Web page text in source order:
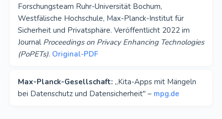
Forschungsteam Ruhr-Universität Bochum,
Westfälische Hochschule, Max-Planck-Institut für
Sicherheit und Privatsphäre. Veröffentlicht 2022 im
Journal Proceedings on Privacy Enhancing Technologies
(PoPETs). Original-PDF
Max-Planck-Gesellschaft: „Kita-Apps mit Mängeln
bei Datenschutz und Datensicherheit" – mpg.de